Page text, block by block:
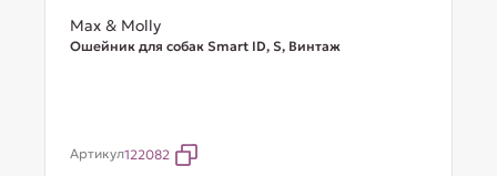
Max & Molly
Ошейник для собак Smart ID, S, Винтаж
Артикул122082